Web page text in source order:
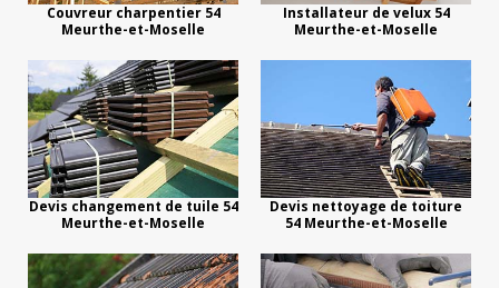
Couvreur charpentier 54
Meurthe-et-Moselle
Installateur de velux 54
Meurthe-et-Moselle
Devis changement de tuile 54
Meurthe-et-Moselle
Devis nettoyage de toiture
54 Meurthe-et-Moselle